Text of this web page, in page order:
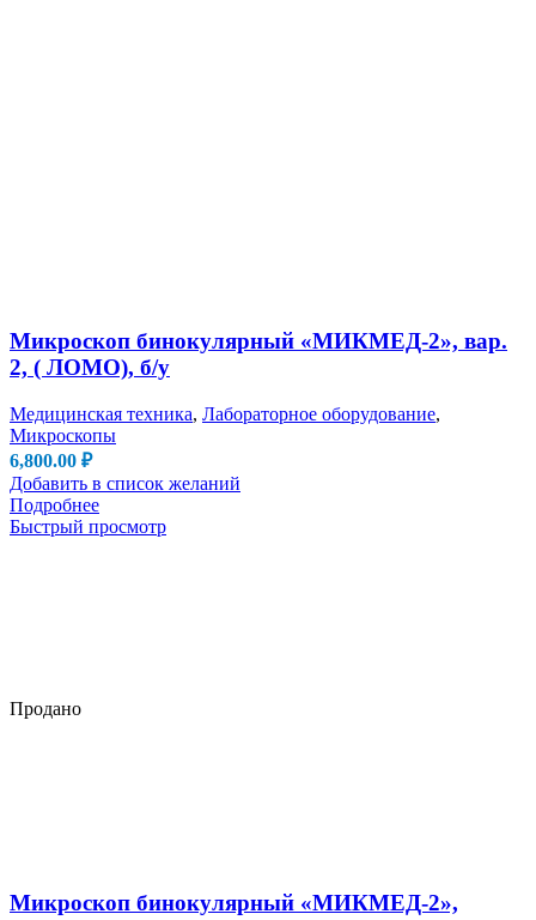
Продано
Микроскоп бинокулярный «МИКМЕД-2», вар.
2, ( ЛОМО), б/у
Медицинская техника, Лабораторное оборудование,
Микроскопы
6,800.00 ₽
Добавить в список желаний
Подробнее
Быстрый просмотр
Микроскоп бинокулярный «МИКМЕД-2»,